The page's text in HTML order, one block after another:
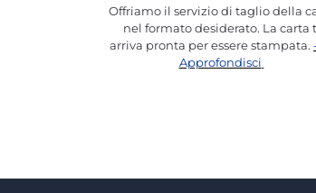
Offriamo il servizio di taglio della
nel formato desiderato. La carta
arriva pronta per essere stampata.
Approfondisci